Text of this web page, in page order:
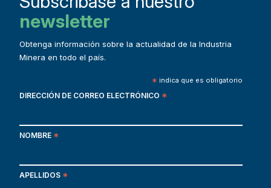
newsletter
Obtenga información sobre la actualidad de la Industria
Minera en todo el país.
* indica que es obligatorio
DIRECCIÓN DE CORREO ELECTRÓNICO *
NOMBRE *
APELLIDOS *